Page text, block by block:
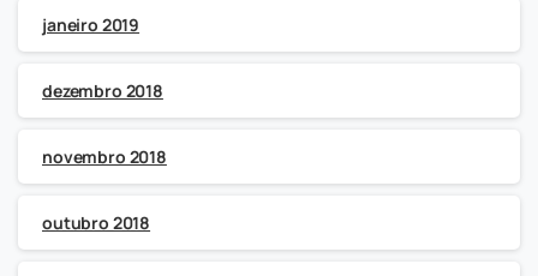
janeiro 2019
dezembro 2018
novembro 2018
outubro 2018